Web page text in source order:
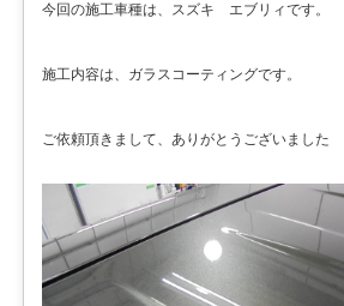
今回の施工車種は、スズキ エブリィです。
施工内容は、ガラスコーティングです。
ご依頼頂きまして、ありがとうございました